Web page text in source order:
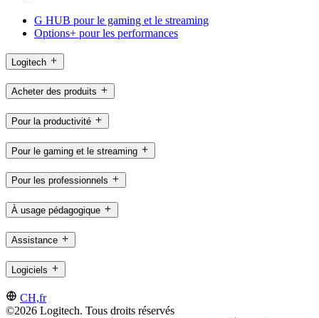
G HUB pour le gaming et le streaming
Options+ pour les performances
Logitech
Acheter des produits
Pour la productivité
Pour le gaming et le streaming
Pour les professionnels
À usage pédagogique
Assistance
Logiciels
CH,fr
©2026 Logitech. Tous droits réservés